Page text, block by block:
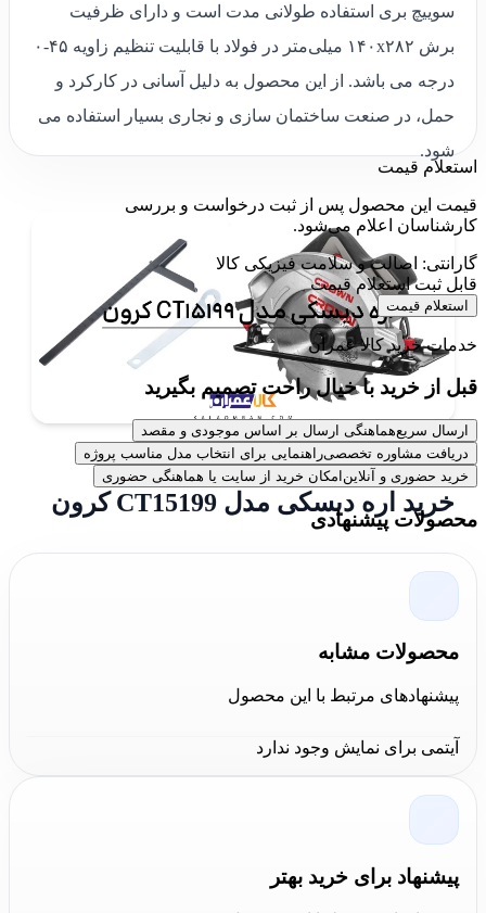
سوییچ بری استفاده طولانی مدت است و دارای ظرفیت
برش ۱۴۰x۲۸۲ میلی‌متر در فولاد با قابلیت تنظیم زاویه ۴۵-۰
درجه می باشد. از این محصول به دلیل آسانی در کارکرد و
حمل، در صنعت ساختمان‌ سازی و نجاری بسیار استفاده می
شود.
خرید اره دیسکی مدل CT15199 کرون
قیمت تمامی ابزارآلات کرون در سایت کالا عمران به روز و
در دسترس می باشد. شما می توانید با خاطری آسوده تمامی
محصولات این مجموعه را با بالاترین کیفیت و مناسب ترین
نمایید.
185
استعلام قیمت
قیمت این محصول پس از ثبت درخواست و بررسی
کارشناسان اعلام می‌شود.
گارانتی: اصالت و سلامت فیزیکی کالا
قابل ثبت استعلام قیمت
استعلام قیمت
خدمات خرید کالا عمران
قبل از خرید با خیال راحت تصمیم بگیرید
ارسال سریعهماهنگی ارسال بر اساس موجودی و مقصد
دریافت مشاوره تخصصیراهنمایی برای انتخاب مدل مناسب پروژه
خرید حضوری و آنلاین امکان خرید از سایت یا هماهنگی حضوری
محصولات پیشنهادی
محصولات مشابه
پیشنهادهای مرتبط با این محصول
آیتمی برای نمایش وجود ندارد
پیشنهاد برای خرید بهتر